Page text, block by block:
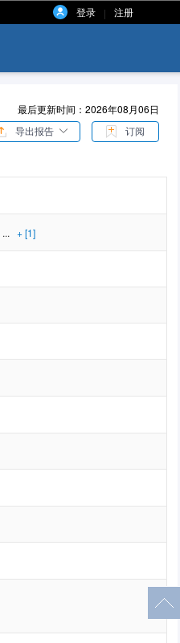
登录 | 注册
最后更新时间：2026年08月06日
导出报告 订阅
... + [1]